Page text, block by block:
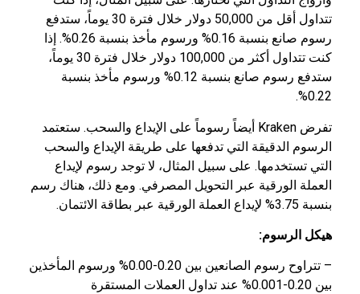
تتداول أقل من 50,000 دولار خلال فترة 30 يوماً، ستدفع
رسوم صانع بنسبة 0.16% ورسوم مأخذ بنسبة 0.26%. إذا
كنت تتداول أكثر من 100,000 دولار خلال فترة 30 يوماً،
ستدفع رسوم صانع بنسبة 0.12% ورسوم مأخذ بنسبة
0.22%.
تفرض Kraken أيضاً رسوماً على الإيداع والسحب. ستعتمد
الرسوم الدقيقة التي تدفعها على طريقة الإيداع والسحب
التي تستخدمها. على سبيل المثال، لا توجد رسوم لإيداع
العملة الورقية عبر التحويل المصرفي. ومع ذلك، هناك رسم
بنسبة 3.75% لإيداع العملة الورقية عبر بطاقة الائتمان.
هيكل الرسوم:
– تتراوح رسوم الصانعين بين 0.20-0.00% ورسوم المأخذين
بين 0.20-0.001% عند تداول العملات المستقرة